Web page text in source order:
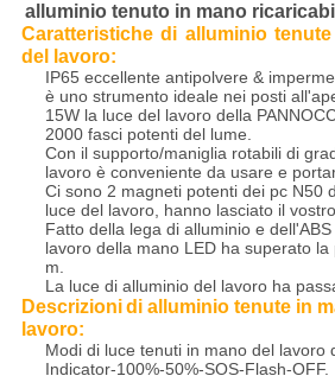
alluminio tenuto in mano
Caratteristiche di alluminio
del
lavoro:
IP65 eccellente antipolvere &
è uno strumento ideale nei posti
15W la luce del lavoro della
2000 fasci potenti del lume.
Con il supporto/maniglia rotabili di
lavoro è conveniente da usare e
Ci sono 2 magneti potenti dei pc N50
luce del lavoro, hanno lasciato il
Fatto della lega di alluminio e
lavoro della mano LED ha superato
m.
La luce di alluminio del lavoro ha
Descrizionidi alluminio tenute in
lavoro:
Modi di luce tenuti in mano del lavoro
Indicator-100%-50%-SOS-Flash-OFF.